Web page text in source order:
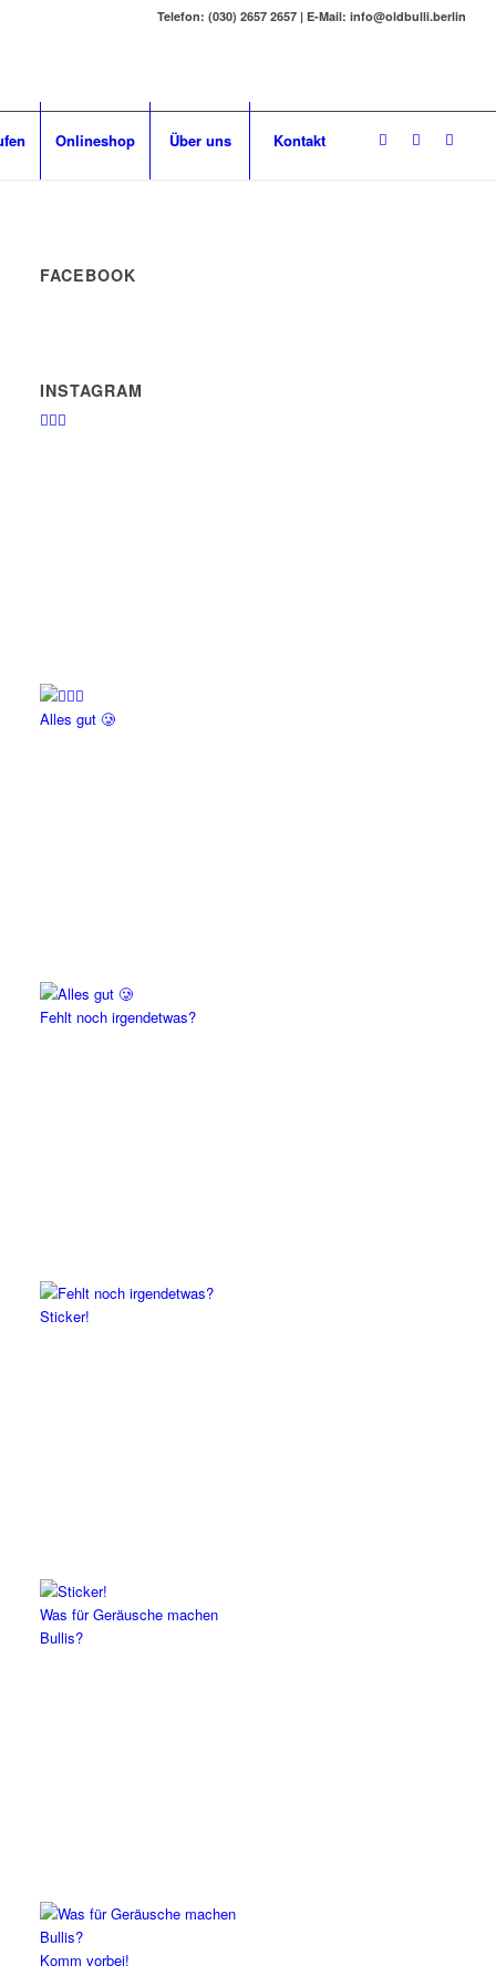
Telefon: (030) 2657 2657 | E-Mail: info@oldbulli.berlin
Onlineshop Über uns Kontakt
FACEBOOK
INSTAGRAM
🏄‍♂️🤙
Alles gut 🥲
Fehlt noch irgendetwas?
Sticker!
Was für Geräusche machen
Bullis?
Komm vorbei!